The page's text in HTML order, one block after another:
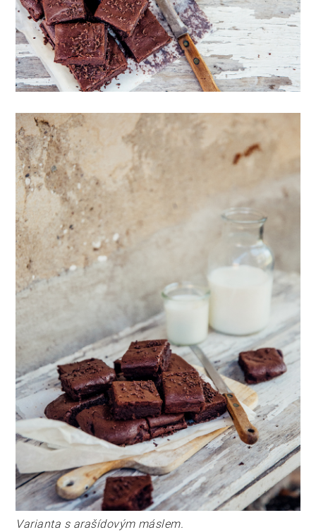
Varianta s arašídovým máslem.